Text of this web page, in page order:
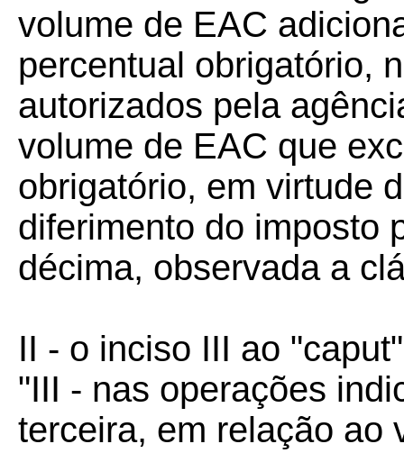
volume de EAC
percentual obrigatório,
autorizados pela
volume de EAC que
obrigatório, em virtude
diferimento do imposto
décima, observada a
II - o inciso III ao
"III - nas operações
terceira, em relação ao